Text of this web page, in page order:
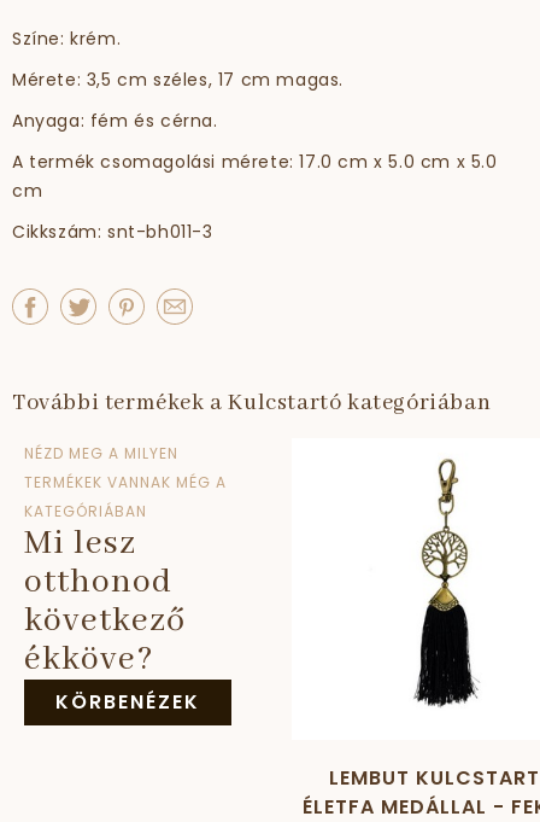
Színe: krém.
Mérete: 3,5 cm széles, 17 cm magas.
Anyaga: fém és cérna.
A termék csomagolási mérete: 17.0 cm x 5.0 cm x 5.0
cm
Cikkszám: snt-bh011-3
További termékek a Kulcstartó kategóriában
NÉZD MEG A MILYEN
TERMÉKEK VANNAK MÉG A
KATEGÓRIÁBAN
Mi lesz
otthonod
következő
ékköve?
KÖRBENÉZEK
LEMBUT
ÉLETFA MEDÁLLAL -